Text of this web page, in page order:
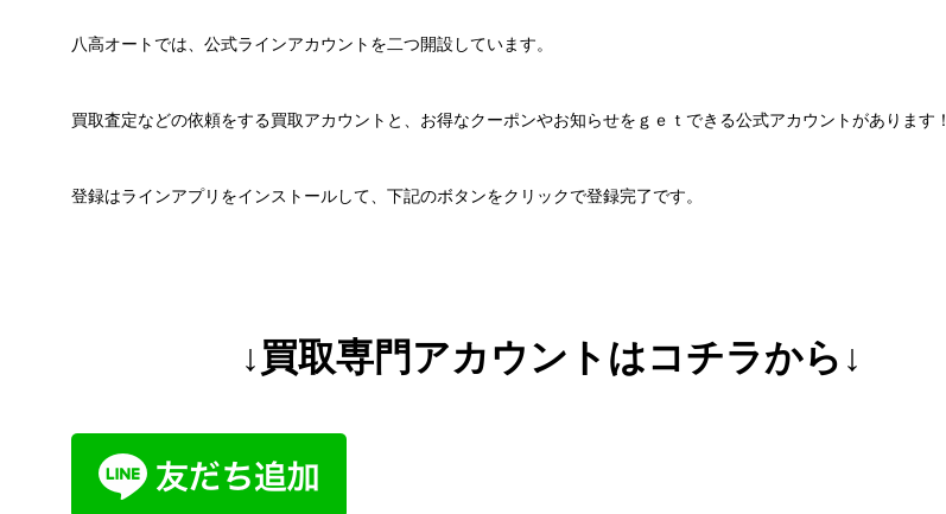
八高オートでは、公式ラインアカウントを二つ開設しています。
買取査定などの依頼をする買取アカウントと、お得なクーポンやお知らせをｇｅｔできる公式アカウントがあります！
登録はラインアプリをインストールして、下記のボタンをクリックで登録完了です。
↓買取専門アカウントはコチラから↓